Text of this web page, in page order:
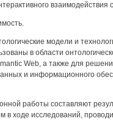
взаимодействия
модели и
в области
Web, а также для
и информационного
работы составляют
в ходе исследований,